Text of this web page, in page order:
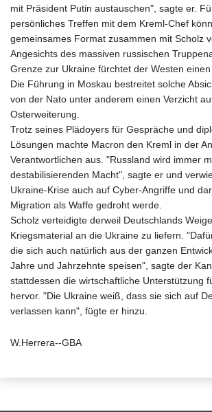
mit Präsident Putin austauschen", sagte er.
persönliches Treffen mit dem Kreml-Chef
gemeinsames Format zusammen mit Scholz
Angesichts des massiven russischen
Grenze zur Ukraine fürchtet der Westen
Die Führung in Moskau bestreitet solche
von der Nato unter anderem einen Verzicht
Osterweiterung.
Trotz seines Plädoyers für Gespräche und
Lösungen machte Macron den Kreml in der
Verantwortlichen aus. "Russland wird immer
destabilisierenden Macht", sagte er und
Ukraine-Krise auch auf Cyber-Angriffe und
Migration als Waffe gedroht werde.
Scholz verteidigte derweil Deutschlands
Kriegsmaterial an die Ukraine zu liefern.
die sich auch natürlich aus der ganzen
Jahre und Jahrzehnte speisen", sagte der
stattdessen die wirtschaftliche Unterstützung
hervor. "Die Ukraine weiß, dass sie sich auf
verlassen kann", fügte er hinzu.
W.Herrera--GBA